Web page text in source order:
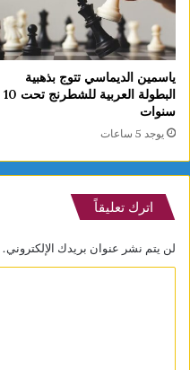
ياسمين الديماسي تتوج بذهبية
البطولة العربية للشطرنج تحت 10
سنوات
يوجد 5 ساعات
اترك تعليقاً
لن يتم نشر عنوان بريدك الإلكتروني.